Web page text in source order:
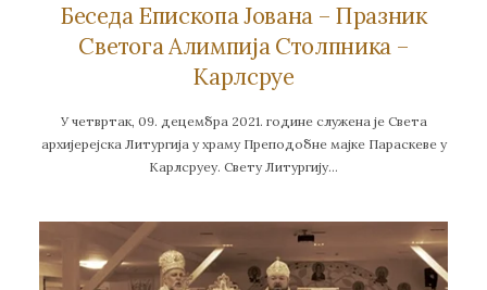
Беседа Епископа Јована – Празник
Светога Алимпија Столпника –
Карлсруе
У четвртак, 09. децембра 2021. године служена је Света
архијерејска Литургија у храму Преподобне мајке Параскеве у
Карлсруеу. Свету Литургију…